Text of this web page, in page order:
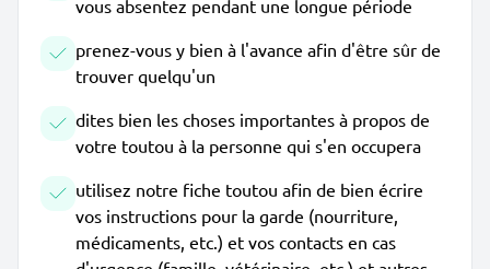
vous absentez pendant une longue période
prenez-vous y bien à l'avance afin d'être sûr de
trouver quelqu'un
dites bien les choses importantes à propos de
votre toutou à la personne qui s'en occupera
utilisez notre fiche toutou afin de bien écrire
vos instructions pour la garde (nourriture,
médicaments, etc.) et vos contacts en cas